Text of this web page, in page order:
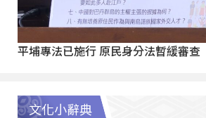
平埔專法已施行 原民身分法暫緩審查
文化小辭典